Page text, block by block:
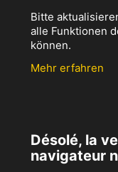
Bitte
alle Funktionen
können.
Mehr erfahren
Désolé, la
navigateur